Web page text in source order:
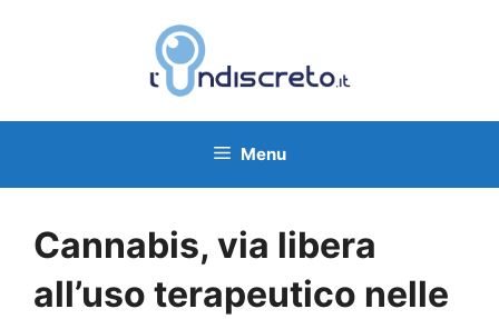
Menu
Cannabis, via libera
all’uso terapeutico nelle